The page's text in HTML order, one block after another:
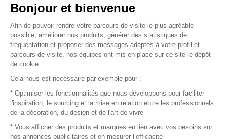
Vendez vos produits
Plan du site
© 2016 –Organisation SAFI
Recrutement
Bonjour et bienvenue
Afin de pouvoir rendre votre parcours de visite le plus agréable
possible, améliorer nos produits, générer des statistiques de
fréquentation et proposer des messages adaptés à votre profil et
parcours de visite, nos équipes ont mis en place sur ce site le dépôt
de cookie.
Cela nous est nécessaire par exemple pour :
* Optimiser les fonctionnalités que nous développons pour faciliter
l'inspiration, le sourcing et la mise en relation entre les professionnels
de la décoration, du design et de l'art de vivre
* Vous afficher des produits et marques en lien avec vos besoins sur
nos annonces publicitaires et en mesurer l’efficacité